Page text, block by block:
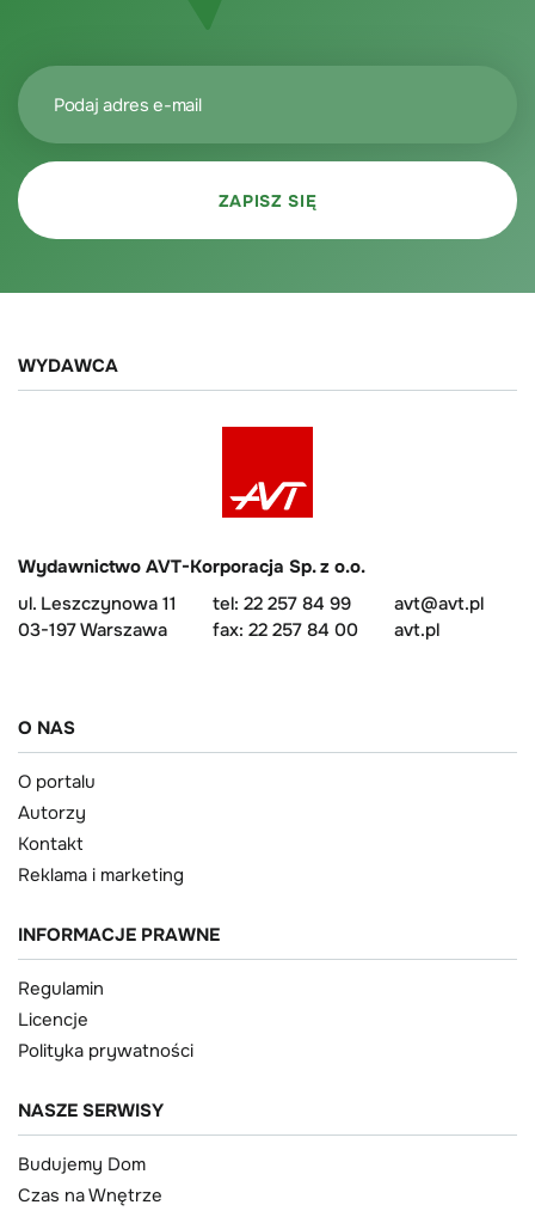
WYDAWCA
Wydawnictwo AVT-Korporacja Sp. z o.o.
ul. Leszczynowa 11
03-197 Warszawa
tel: 22 257 84 99
fax: 22 257 84 00
avt@avt.pl
avt.pl
O NAS
O portalu
Autorzy
Kontakt
Reklama i marketing
INFORMACJE PRAWNE
Regulamin
Licencje
Polityka prywatności
NASZE SERWISY
Budujemy Dom
Czas na Wnętrze